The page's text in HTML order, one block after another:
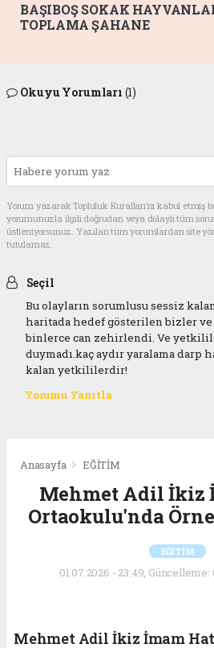
BAŞIBOŞ SOKAK
TOPLAMA ŞAHANE
Okuyu Yorumları (1)
Yorum yazarak Topluluk Kuralları’nı kabul etmiş
yorumunuzla ilgili doğrudan veya dolaylı tüm
üstleniyorsunuz. Yazılan tüm yorumlardan site
tutulamaz.
Seçil
Bu olayların sorumlusu sessiz
haritada hedef gösterilen bizler ve
binlerce can zehirlendi. Ve
duymadı.kaç aydır yaralama darp
kalan yetkililerdir!
Yorumu Yanıtla
Anasayfa EĞİTİM
Mehmet Adil İkiz
Ortaokulu'nda
EĞİTİM
01.07.2026 - 23:49,
Mehmet Adil İkiz İmam